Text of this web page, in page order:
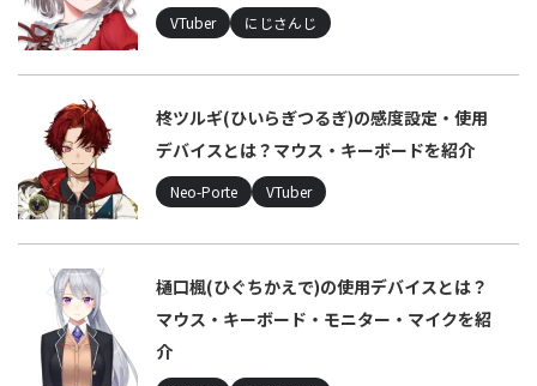
VTuber にじさんじ
柊ツルギ(ひいらぎつるぎ)の感度設定・使用
デバイスとは？マウス・キーボードを紹介
Neo-Porte VTuber
樋口楓(ひぐちかえで)の使用デバイスとは？
マウス・キーボード・モニター・マイクを紹
介